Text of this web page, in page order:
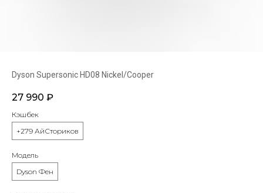
Dyson Supersonic HD08 Nickel/Cooper
27 990 ₽
Кэшбек
+279 АйСториков
Модель
Dyson Фен